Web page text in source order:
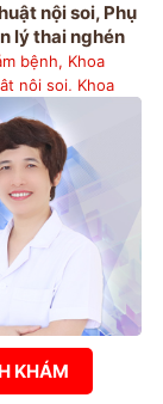
nội soi, Phụ
lý thai nghén
bệnh, Khoa
nội soi, Khoa
Sản 3
KHÁM